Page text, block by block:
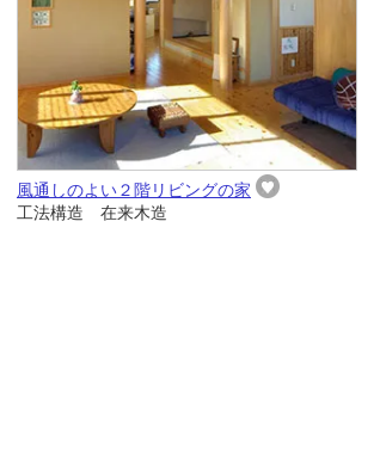
風通しのよい２階リビングの家
工法構造 在来木造